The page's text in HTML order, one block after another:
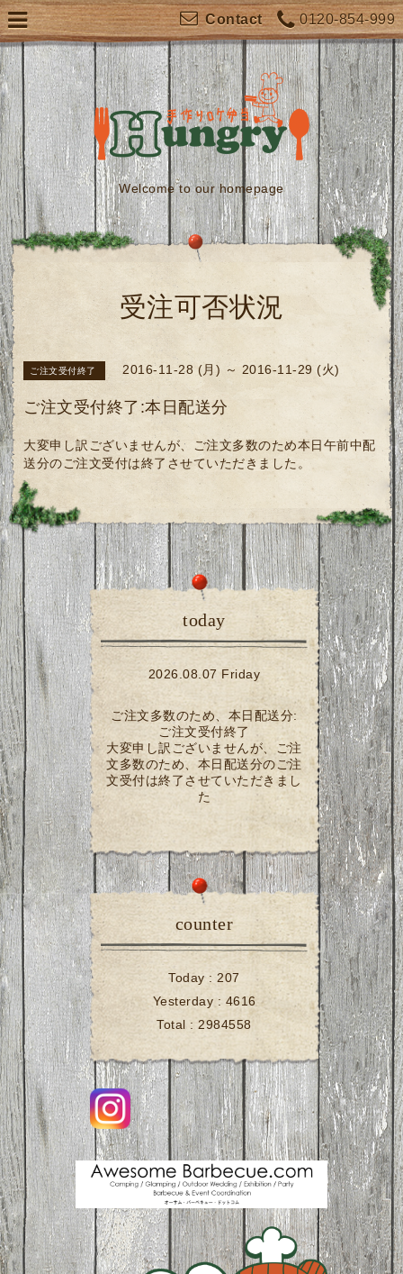
0120-854-999
Contact
Welcome to our homepage
受注可否状況
ご注文受付終了 2016-11-28 (月) ～ 2016-11-29 (火)
ご注文受付終了:本日配送分
大変申し訳ございませんが、ご注文多数のため本日午前中配
送分のご注文受付は終了させていただきました。
today
2026.08.07 Friday
ご注文多数のため、本日配送分:
ご注文受付終了
大変申し訳ございませんが、ご注
文多数のため、本日配送分のご注
文受付は終了させていただきまし
た
counter
Today :207
Yesterday : 4616
Total :2984558